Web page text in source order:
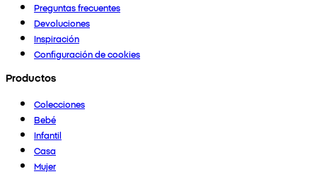
Preguntas frecuentes
Devoluciones
Inspiración
Configuración de cookies
Productos
Colecciones
Bebé
Infantil
Casa
Mujer